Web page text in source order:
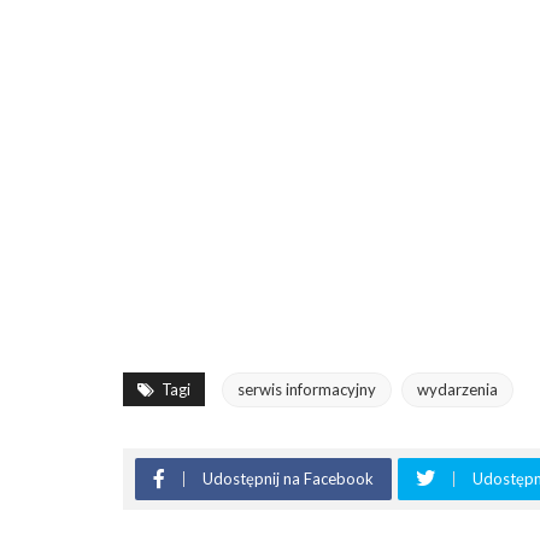
Tagi serwis informacyjny wydarzenia
Udostępnij na Facebook